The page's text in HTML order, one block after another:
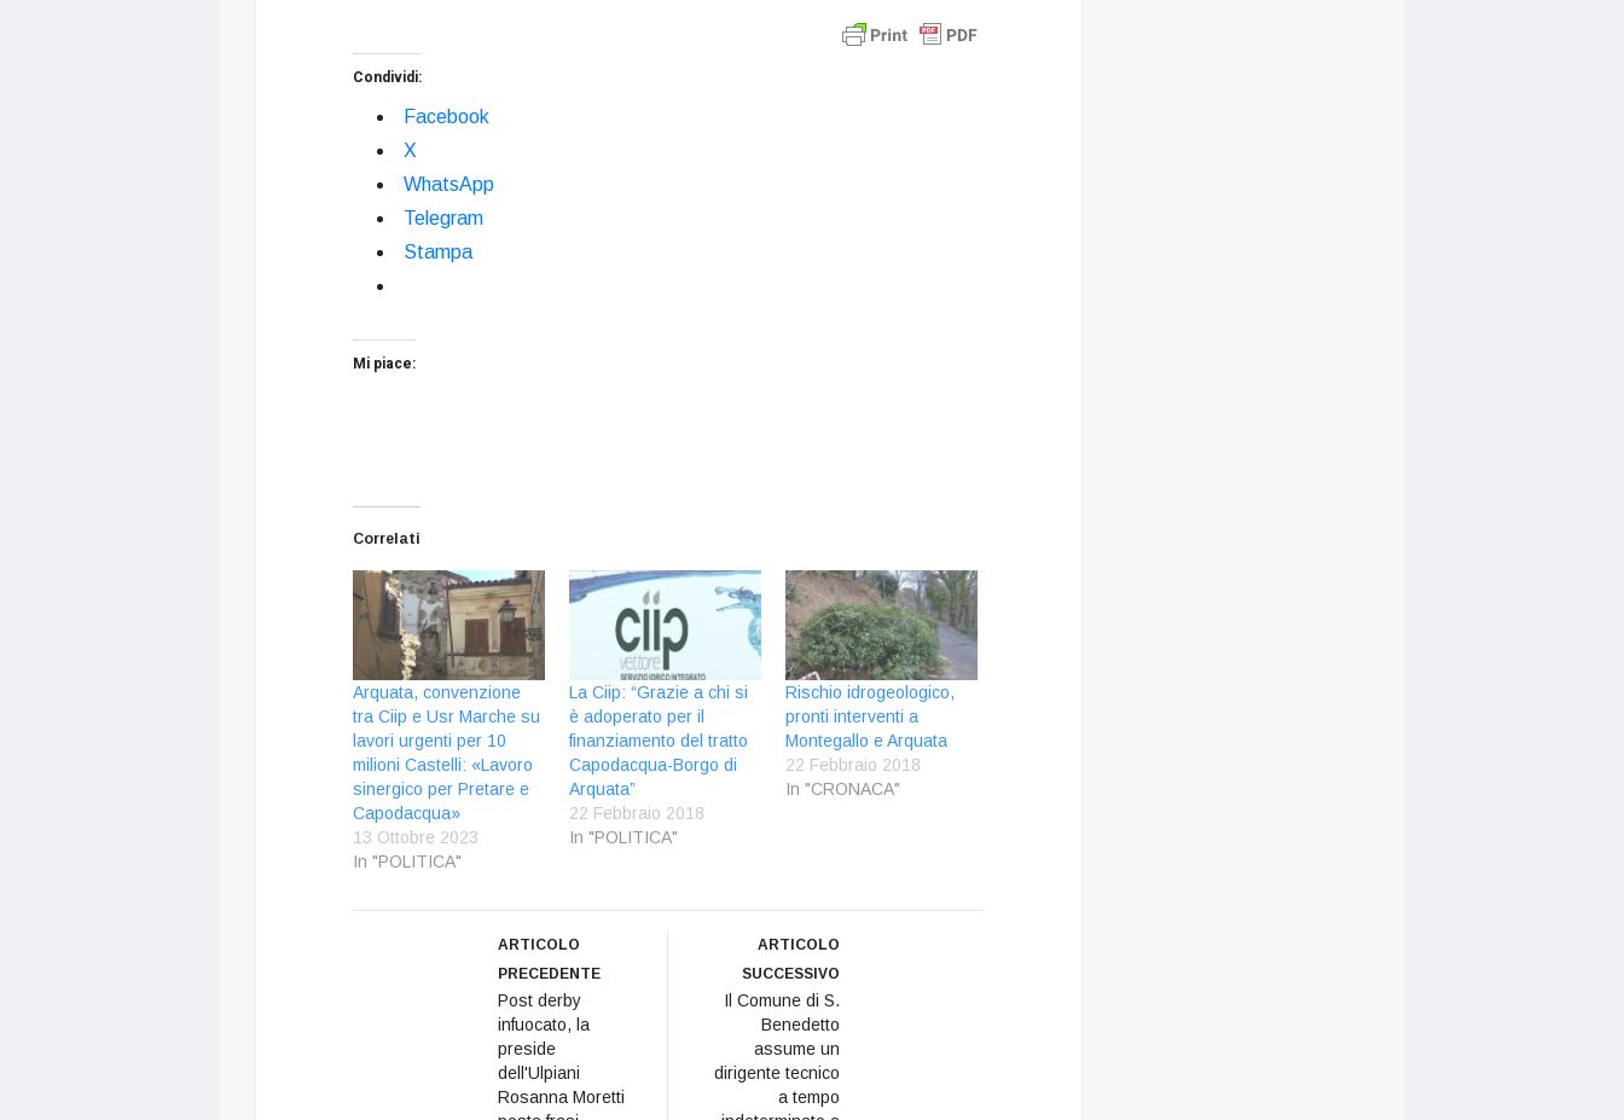
Condividi:
Facebook
X
WhatsApp
Telegram
Stampa
Mi piace:
Correlati
Arquata, convenzione
tra Ciip e Usr Marche su
lavori urgenti per 10
milioni Castelli: «Lavoro
sinergico per Pretare e
Capodacqua»
13 Ottobre 2023
In "POLITICA"
La Ciip: “Grazie a chi si
è adoperato per il
finanziamento del tratto
Capodacqua-Borgo di
Arquata”
22 Febbraio 2018
In "POLITICA"
Rischio idrogeologico,
pronti interventi a
Montegallo e Arquata
22 Febbraio 2018
In "CRONACA"
ARTICOLO
PRECEDENTE
Post derby
infuocato, la
preside
dell'Ulpiani
Rosanna Moretti
ARTICOLO
SUCCESSIVO
Il Comune di S.
Benedetto
assume un
dirigente tecnico
a tempo